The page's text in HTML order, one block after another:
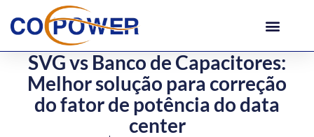
SVG vs Banco de Capacitores:
Melhor solução para correção
do fator de potência do data
center